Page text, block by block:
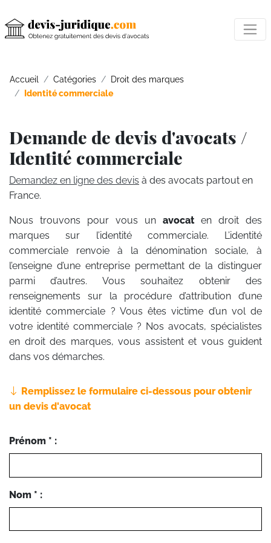
Accueil Catégories
Droit des marques
Identité commerciale
Demande de devis d'avocats /
Identité commerciale
Demandez en ligne des devis à des avocats partout en
France.
Nous trouvons pour vous un avocat en droit des
marques sur l’identité commerciale. L’identité
commerciale renvoie à la dénomination sociale, à
l’enseigne d’une entreprise permettant de la distinguer
parmi d’autres. Vous souhaitez obtenir des
renseignements sur la procédure d’attribution d’une
identité commerciale ? Vous êtes victime d’un vol de
votre identité commerciale ? Nos avocats, spécialistes
en droit des marques, vous assistent et vous guident
dans vos démarches.
Remplissez le formulaire ci-dessous pour obtenir
un devis d'avocat
Prénom * :
Nom * :